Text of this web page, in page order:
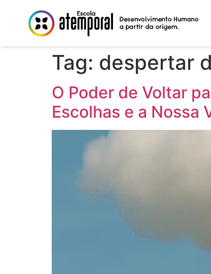
Tag: despertar
O Poder de Voltar
Escolhas e a Nossa